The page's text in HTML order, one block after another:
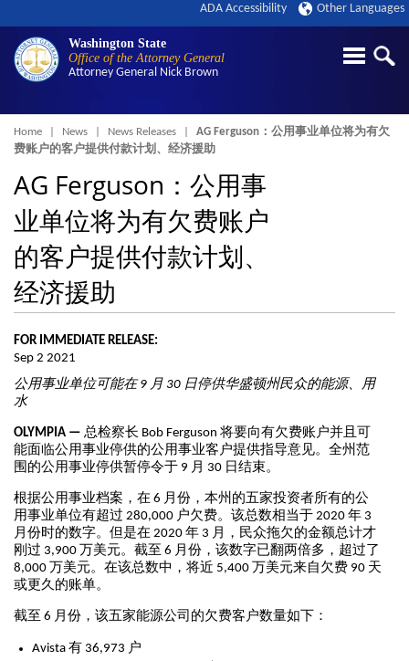
Washington State
Office of the Attorney General
Attorney General Nick Brown
ADA Accessibility Other Languages
Breadcrumb
Home News News Releases
AG Ferguson：公用事业单位将为有欠
费账户的客户提供付款计划、经济援助
AG Ferguson：公用事
业单位将为有欠费账户
的客户提供付款计划、
经济援助
FOR IMMEDIATE RELEASE:
Sep 2 2021
公用事业单位可能在9 月 30 日停供华盛顿州民众的能源、用
水
OLYMPIA — 总检察长 Bob Ferguson 将要向有欠费账户并且可
能面临公用事业停供的公用事业客户提供指导意见。全州范
围的公用事业停供暂停令于 9 月 30 日结束。
根据公用事业档案，在 6 月份，本州的五家投资者所有的公
用事业单位有超过 280,000 户欠费。该总数相当于 2020 年 3
月份时的数字。但是在 2020 年 3 月，民众拖欠的金额总计才
刚过 3,900 万美元。截至 6 月份，该数字已翻两倍多，超过了
8,000 万美元。在该总数中，将近 5,400 万美元来自欠费 90 天
或更久的账单。
截至 6 月份，该五家能源公司的欠费客户数量如下：
Avista 有 36,973 户